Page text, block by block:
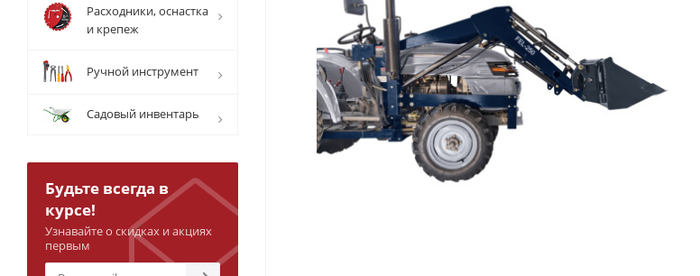
Расходники, оснастка
и крепеж
Ручной инструмент
Садовый инвентарь
Будьте всегда в
курсе!
Узнавайте о скидках и акциях
первым